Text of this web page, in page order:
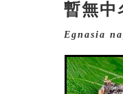
暫無中
Egnasia